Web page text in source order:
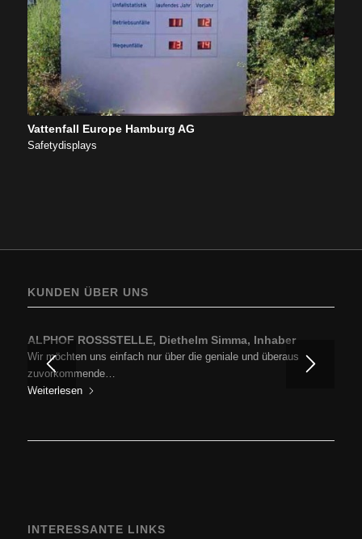
Vattenfall Europe Hamburg AG
Safetydisplays
KUNDEN ÜBER UNS
ALPHOF ROSSSTELLE, Diethelm Simma, Inhaber
Wir möchten uns einfach nur über die geniale und überaus
zuvorkommende…
Weiterlesen
INTERESSANTE LINKS